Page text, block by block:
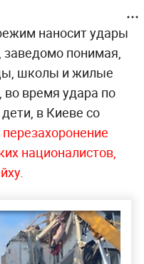
наносит удары
понимая,
школы и жилые
время удара по
в Киеве со
националистов,